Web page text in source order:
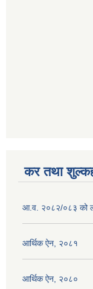
कर तथा
आ.व. २०८२/०८३ को
आर्थिक ऐन, २०८१
आर्थिक ऐन, २०८०